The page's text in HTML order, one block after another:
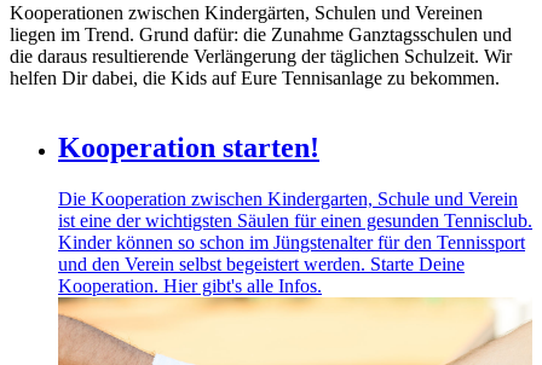
Kooperationen zwischen Kindergärten, Schulen und Vereinen
liegen im Trend. Grund dafür: die Zunahme Ganztagsschulen und
die daraus resultierende Verlängerung der täglichen Schulzeit. Wir
helfen Dir dabei, die Kids auf Eure Tennisanlage zu bekommen.
Kooperation starten!
Die Kooperation zwischen Kindergarten, Schule und Verein
ist eine der wichtigsten Säulen für einen gesunden Tennisclub.
Kinder können so schon im Jüngstenalter für den Tennissport
und den Verein selbst begeistert werden. Starte Deine
Kooperation. Hier gibt's alle Infos.